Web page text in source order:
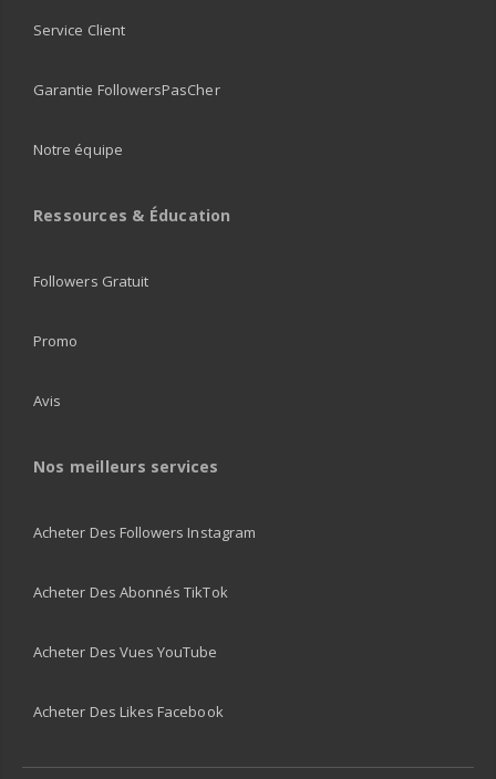
Service Client
Garantie FollowersPasCher
Notre équipe
Ressources & Éducation
Followers Gratuit
Promo
Avis
Nos meilleurs services
Acheter Des Followers Instagram
Acheter Des Abonnés TikTok
Acheter Des Vues YouTube
Acheter Des Likes Facebook